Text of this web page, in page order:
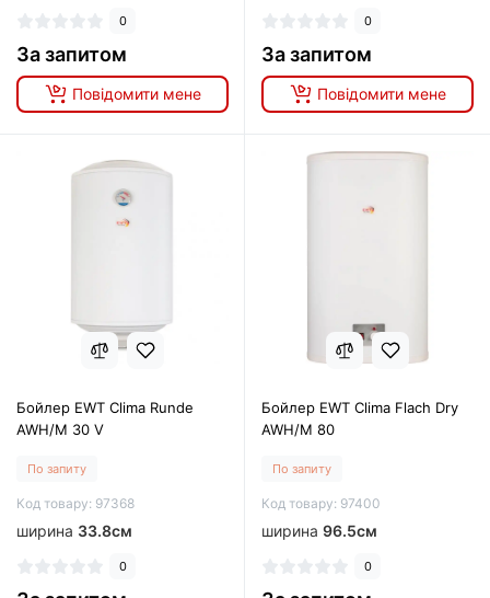
0
За запитом
Повідомити мене
0
За запитом
Повідомити мене
Бойлер EWT Clima Runde
AWH/M 30 V
По запиту
Код товару: 97368
ширина 33.8см
0
Бойлер EWT Clima Flach Dry
AWH/M 80
По запиту
Код товару: 97400
ширина 96.5см
0